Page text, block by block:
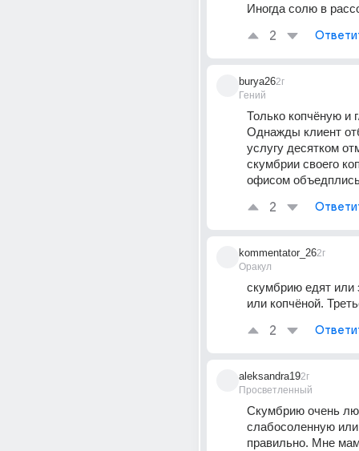
Иногда солю в
2
burya26
Гений
2г
Только копчёную и
Однажды клиент
услугу десятком
скумбрии своего
офисом
2
kommentator_26
Оракул
2г
скумбрию едят или
или копчёной.
2
aleksandra19
Просветленный
2г
Скумбрию очень
слабосоленную или
правильно. Мне